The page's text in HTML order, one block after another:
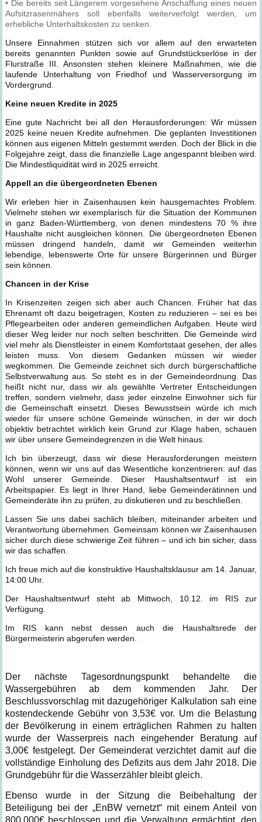
• Die bereits seit Längerem vorgesehene Anschaffung eines neuen
Aufsitzrasenmähers soll ebenfalls weiterverfolgt werden, um
erhebliche Unterhaltskosten zu senken.
Unsere Einnahmen stützen sich vor allem auf den erwarteten
bereits genannten Punkten sowie auf Grundstückserlöse in der
Flurstraße III. Ansonsten stehen kleinere Maßnahmen, wie die
laufende Unterhaltung von Friedhof und Wasserversorgung im
Vordergrund.
Keine neuen Kredite in 2025
Eine gute Nachricht bei all den Herausforderungen: Wir müssen
2025 keine neuen Kredite aufnehmen. Die geplanten Investitionen
können aus eigenen Mitteln gestemmt werden. Doch der Blick in die
Folgejahre zeigt, dass die finanzielle Lage angespannt bleiben wird.
Die Mindestliquidität wird in 2025 erreicht.
Appell an die übergeordneten Ebenen
Wir erleben hier in Zaisenhausen kein hausgemachtes Problem.
Vielmehr stehen wir exemplarisch für die Situation der Kommunen
in ganz Baden-Württemberg, von denen mindestens 70 % ihre
Haushalte nicht ausgleichen können. Die übergeordneten Ebenen
müssen dringend handeln, damit wir Gemeinden weiterhin
lebendige, lebenswerte Orte für unsere Bürgerinnen und Bürger
sein können.
Chancen in der Krise
In Krisenzeiten zeigen sich aber auch Chancen. Früher hat das
Ehrenamt oft dazu beigetragen, Kosten zu reduzieren – sei es bei
Pflegearbeiten oder anderen gemeindlichen Aufgaben. Heute wird
dieser Weg leider nur noch selten beschritten. Die Gemeinde wird
viel mehr als Dienstleister in einem Komfortstaat gesehen, der alles
leisten muss. Von diesem Gedanken müssen wir wieder
wegkommen. Die Gemeinde zeichnet sich durch bürgerschaftliche
Selbstverwaltung aus. So steht es in der Gemeindeordnung. Das
heißt nicht nur, dass wir als gewählte Vertreter Entscheidungen
treffen, sondern vielmehr, dass jeder einzelne Einwohner sich für
die Gemeinschaft einsetzt. Dieses Bewusstsein würde ich mich
wieder für unsere schöne Gemeinde wünschen, in der wir doch
objektiv betrachtet wirklich kein Grund zur Klage haben, schauen
wir über unsere Gemeindegrenzen in die Welt hinaus.
Ich bin überzeugt, dass wir diese Herausforderungen meistern
können, wenn wir uns auf das Wesentliche konzentrieren: auf das
Wohl unserer Gemeinde. Dieser Haushaltsentwurf ist ein
Arbeitspapier. Es liegt in Ihrer Hand, liebe Gemeinderätinnen und
Gemeinderäte ihn zu prüfen, zu diskutieren und zu beschließen.
Lassen Sie uns dabei sachlich bleiben, miteinander arbeiten und
Verantwortung übernehmen. Gemeinsam können wir Zaisenhausen
sicher durch diese schwierige Zeit führen – und ich bin sicher, dass
wir das schaffen.
Ich freue mich auf die konstruktive Haushaltsklausur am 14. Januar,
14:00 Uhr.
Der Haushaltsentwurf steht ab Mittwoch, 10.12. im RIS zur
Verfügung.
Im RIS kann nebst dessen auch die Haushaltsrede der
Bürgermeisterin abgerufen werden.
Der nächste Tagesordnungspunkt behandelte die
Wassergebühren ab dem kommenden Jahr. Der
Beschlussvorschlag mit dazugehöriger Kalkulation sah eine
kostendeckende Gebühr von 3,53€ vor. Um die Belastung
der Bevölkerung in einem erträglichen Rahmen zu halten
wurde der Wasserpreis nach eingehender Beratung auf
3,00€ festgelegt. Der Gemeinderat verzichtet damit auf die
vollständige Einholung des Defizits aus dem Jahr 2018. Die
Grundgebühr für die Wasserzähler bleibt gleich.
Ebenso wurde in der Sitzung die Beibehaltung der
Beteiligung bei der „EnBW vernetzt“ mit einem Anteil von